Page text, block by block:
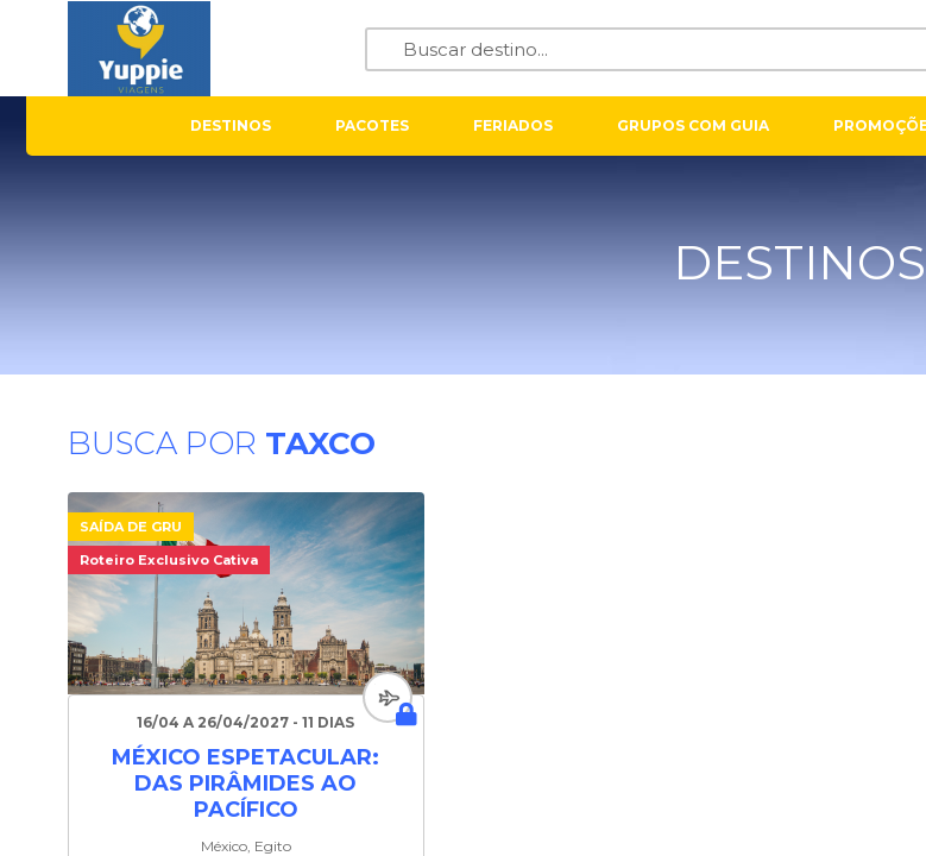
DESTINOS PACOTES FERIADOS GRUPOS COM GUIA
DESTINOS
BUSCA POR TAXCO
SAÍDA DE GRU
Roteiro Exclusivo Cativa
16/04 A 26/04/2027 - 11 DIAS
MÉXICO ESPETACULAR:
DAS PIRÂMIDES AO
PACÍFICO
México, Egito